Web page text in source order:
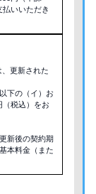
いいただき
更新された
下の（イ）お
（税込）をお
新後の契約期
本料金（また